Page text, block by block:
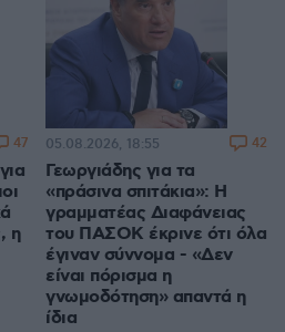
η
47
Γεωργιάδης για τα
«πράσινα σπιτάκια»: Η
γραμματέας Διαφάνειας
του ΠΑΣΟΚ έκρινε ότι όλα
έγιναν σύννομα - «Δεν
είναι πόρισμα η
γνωμοδότηση» απαντά η
ίδια
05.08.2026, 18:55 42